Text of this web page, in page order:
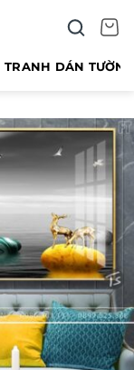
TRANH DÁN